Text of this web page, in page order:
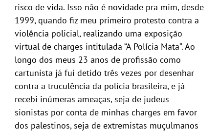
risco de vida. Isso não é novidade pra mim, desde
1999, quando fiz meu primeiro protesto contra a
violência policial, realizando uma exposição
virtual de charges intitulada “A Polícia Mata”. Ao
longo dos meus 23 anos de profissão como
cartunista já fui detido três vezes por desenhar
contra a truculência da polícia brasileira, e já
recebi inúmeras ameaças, seja de judeus
sionistas por conta de minhas charges em favor
dos palestinos, seja de extremistas muçulmanos